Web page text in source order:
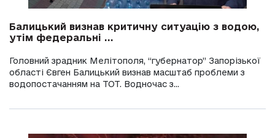
Балицький визнав критичну ситуацію з водою,
утім федеральні ...
Головний зрадник Мелітополя, “губернатор” Запорізької
області Євген Балицький визнав масштаб проблеми з
водопостачанням на ТОТ. Водночас з...